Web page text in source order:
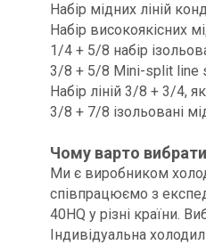
Набір мідних ліній
Набір високоякісних
1/4 + 5/8 набір
3/8 + 5/8 Mini-split line
Набір ліній 3/8 + 3/4,
3/8 + 7/8 ізольовані
Чому варто вибрати
Ми є виробником
співпрацюємо з
40HQ у різні країни.
Індивідуальна